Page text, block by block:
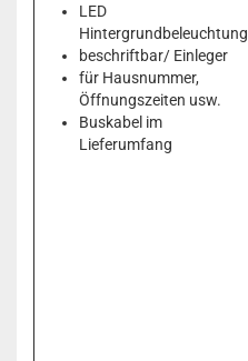
LED
Hintergrundbeleuchtung
beschriftbar/ Einleger
für Hausnummer,
Öffnungszeiten usw.
Buskabel im
Lieferumfang